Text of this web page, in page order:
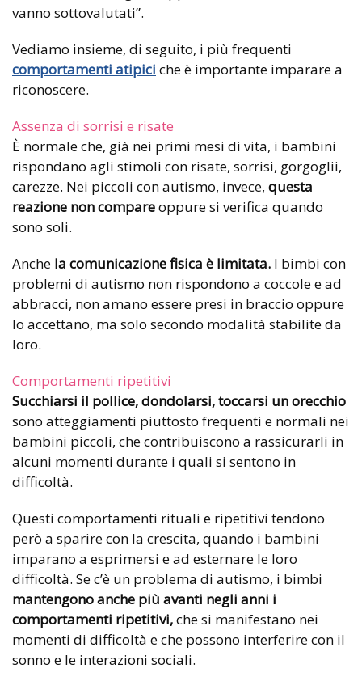
vanno sottovalutati”.
Vediamo insieme, di seguito, i più frequenti
comportamenti atipici che è importante imparare a
riconoscere.
Assenza di sorrisi e risate
È normale che, già nei primi mesi di vita, i bambini
rispondano agli stimoli con risate, sorrisi, gorgoglii,
carezze. Nei piccoli con autismo, invece, questa
reazione non compareoppure si verifica quando
sono soli.
Anche la comunicazione fisica è limitata. I bimbi con
problemi di autismo non rispondono a coccole e ad
abbracci, non amano essere presi in braccio oppure
lo accettano, ma solo secondo modalità stabilite da
loro.
Comportamenti ripetitivi
Succhiarsi il pollice, dondolarsi, toccarsi un orecchio
sono atteggiamenti piuttosto frequenti e normali nei
bambini piccoli, che contribuiscono a rassicurarli in
alcuni momenti durante i quali si sentono in
difficoltà.
Questi comportamenti rituali e ripetitivi tendono
però a sparire con la crescita, quando i bambini
imparano a esprimersi e ad esternare le loro
difficoltà. Se c’è un problema di autismo, i bimbi
mantengono anche più avanti negli anni i
comportamenti ripetitivi,che si manifestano nei
momenti di difficoltà e che possono interferire con il
sonno e le interazioni sociali.